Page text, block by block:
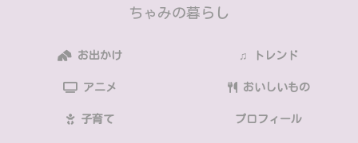
ちゃみの暮らし
お出かけ ♫ トレンド
アニメ おいしいもの
子育て プロフィール